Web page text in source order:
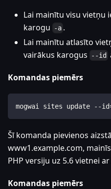
Lai mainītu visu vietņu
karogu
-a .
Lai mainītu atlasīto
vairākus karogus
--id
Komandas piemērs
mogwai sites update --
Šī komanda pievienos
www1.example.com,
PHP versiju uz 5.6 vietnei
Komandas piemērs